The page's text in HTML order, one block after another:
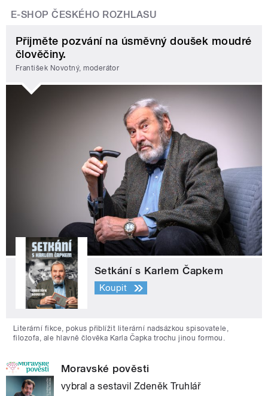
E-SHOP ČESKÉHO ROZHLASU
Přijměte pozvání na úsměvný doušek moudré
člověčiny.
František Novotný, moderátor
Setkání s Karlem Čapkem
Koupit
Literární fikce, pokus přiblížit literární nadsázkou spisovatele,
filozofa, ale hlavně člověka Karla Čapka trochu jinou formou.
Moravské pověsti
vybral a sestavil Zdeněk Truhlář